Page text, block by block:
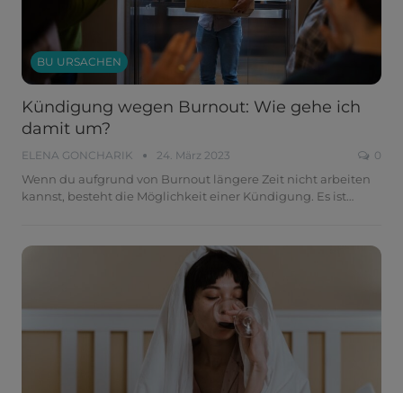
BU URSACHEN
Kündigung wegen Burnout: Wie gehe ich
damit um?
ELENA GONCHARIK 24. März 2023 0
Wenn du aufgrund von Burnout längere Zeit nicht arbeiten
kannst, besteht die Möglichkeit einer Kündigung. Es ist